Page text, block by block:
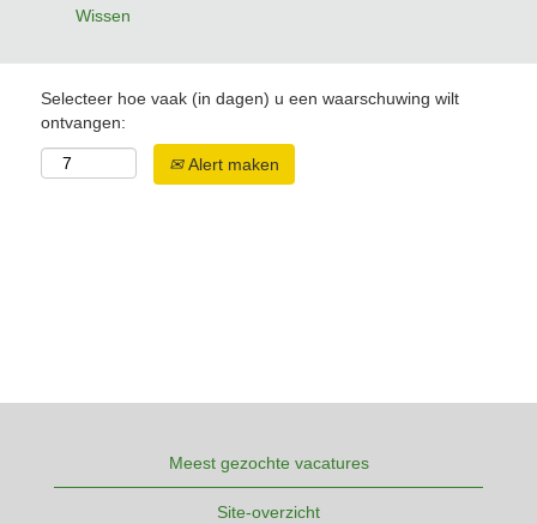
Wissen
Selecteer hoe vaak (in dagen) u een waarschuwing wilt
ontvangen:
Alert maken
Meest gezochte vacatures
Site-overzicht